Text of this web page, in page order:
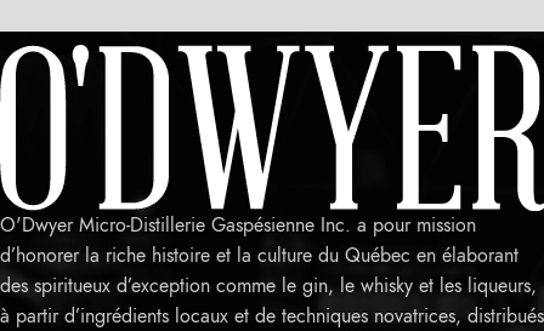
O'Dwyer Micro-Distillerie Gaspésienne Inc. a pour mission
d’honorer la riche histoire et la culture du Québec en élaborant
des spiritueux d’exception comme le gin, le whisky et les liqueurs,
à partir d’ingrédients locaux et de techniques novatrices, distribués